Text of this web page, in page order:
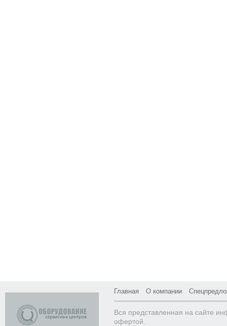
Главная О компании
Вся представленная на сайте
офертой.